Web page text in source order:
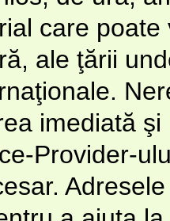
care
ale ţării
imediată
Provider-